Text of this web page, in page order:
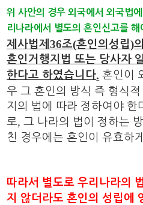
위 사안의 경우 외국에서 외국법
리나라에서 별도의 혼인신고를
제사법제36조(혼인의성립)
혼인거행지법 또는 당사자
한다고 하였습니다. 혼인이
우 그 혼인의 방식 즉 형식
지의 법에 따라 정하여야 한
로,그 나라의 법이 정하는
친 경우에는 혼인이 유효하
따라서 별도로 우리나라의
지 않더라도 혼인의 성립에